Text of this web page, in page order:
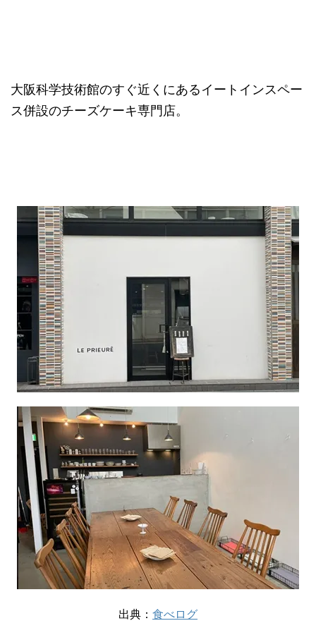
大阪科学技術館のすぐ近くにあるイートインスペー
ス併設のチーズケーキ専門店。
出典： 食べログ